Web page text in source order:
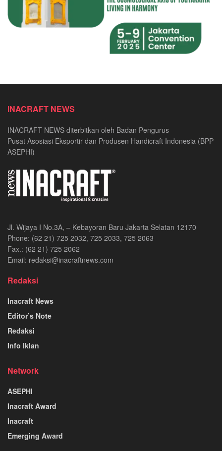
INACRAFT NEWS
INACRAFT NEWS diterbitkan oleh Badan Pengurus
Pusat Asosiasi Eksportir dan Produsen Handicraft Indonesia (BPP
ASEPHI)
Jl. Wijaya I No.3A, – Kebayoran Baru Jakarta Selatan 12170
Phone: (62 21) 725 2032, 725 2033, 725 2063
Fax.: (62 21) 725 2062
Email: redaksi@inacraftnews.com
Redaksi
Inacraft News
Editor’s Note
Redaksi
Info Iklan
Network
ASEPHI
Inacraft Award
Inacraft
Emerging Award